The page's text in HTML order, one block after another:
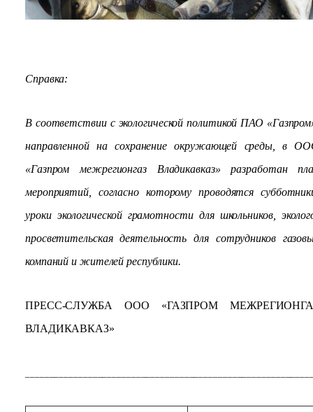
Справка:
В соответствии с экологической политикой ПАО
направленной на сохранение окружающей среды, в
«Газпром межрегионгаз Владикавказ» разработан
мероприятий, согласно которому проводятся
уроки экологической грамотности для школьников,
просветительская деятельность для сотрудников
компаний и жителей республики.
ПРЕСС-СЛУЖБА ООО «ГАЗПРОМ
ВЛАДИКАВКАЗ»